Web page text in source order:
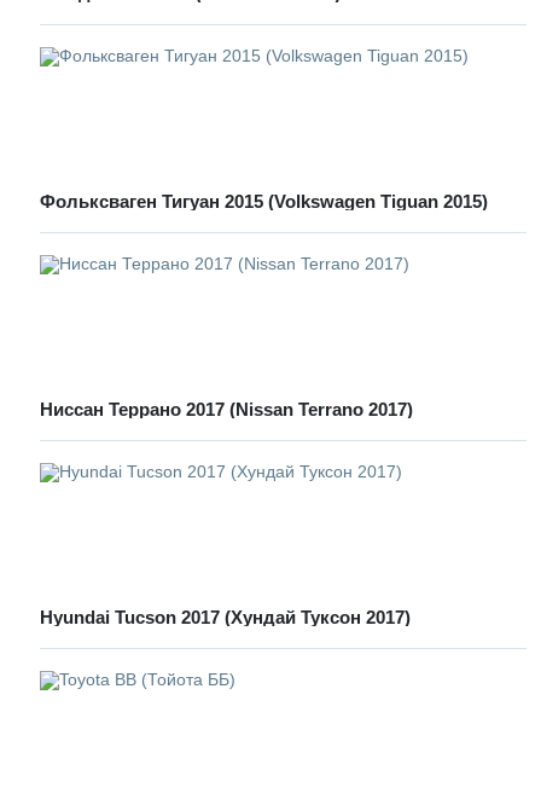
Фольксваген Тигуан 2015 (Volkswagen Tiguan 2015)
Ниссан Террано 2017 (Nissan Terrano 2017)
Hyundai Tucson 2017 (Хундай Туксон 2017)